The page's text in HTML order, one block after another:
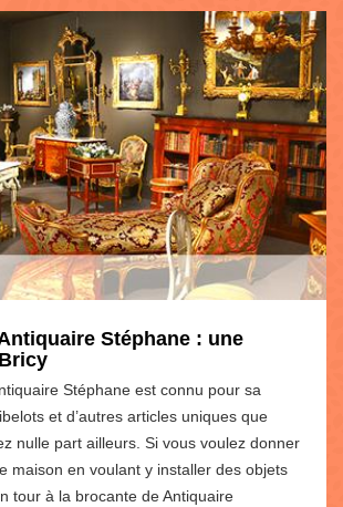
Stéphane : une
Stéphane est connu pour sa
et d’autres articles uniques que
nulle part ailleurs. Si vous voulez donner
maison en voulant y installer des objets
tour à la brocante de Antiquaire